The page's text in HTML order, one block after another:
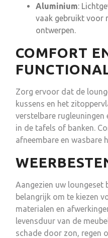
Aluminium:
vaak gebruikt voor
ontwerpen.
COMFORT
Zorg ervoor dat de
kussens en het
verstelbare rugleuningen
in de tafels of banken.
afneembare en wasbare
Aangezien uw loungeset
belangrijk om te kiezen
materialen en
levensduur van de
schade door zon, regen